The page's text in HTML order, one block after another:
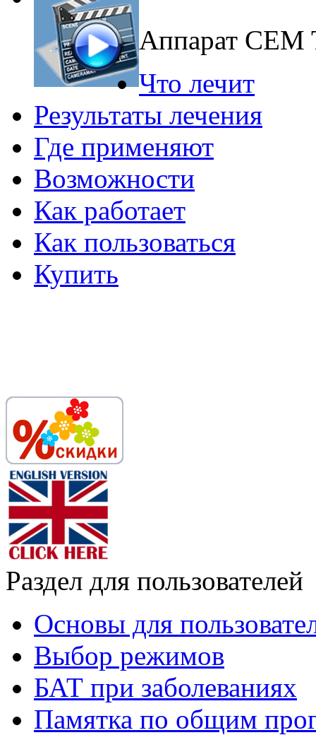
Аппарат CEM
Что лечит
Результаты лечения
Где применяют
Возможности
Как работает
Как пользоваться
Купить
Раздел для пользователей
Основы для
Выбор режимов
БАТ при заболеваниях
Памятка по общим